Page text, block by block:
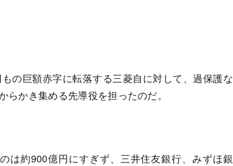
の巨額赤字に転落する三菱自に対して、過保護な
かき集める先導役を担ったのだ。
は約900億円にすぎず、三井住友銀行、みずほ銀